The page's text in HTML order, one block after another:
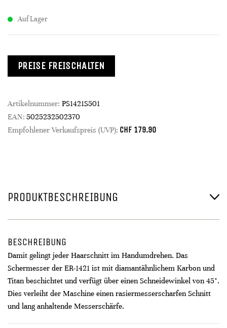
Auf Lager
PREISE FREISCHALTEN
Artikelnummer: PS1421S501
EAN: 5025232502370
Empfohlener Verkaufspreis (UVP): CHF 179.90
PRODUKTBESCHREIBUNG
BESCHREIBUNG
Damit gelingt jeder Haarschnitt im Handumdrehen. Das
Schermesser der ER-1421 ist mit diamantähnlichem Karbon und
Titan beschichtet und verfügt über einen Schneidewinkel von 45°.
Dies verleiht der Maschine einen rasiermesserscharfen Schnitt
und lang anhaltende Messerschärfe.